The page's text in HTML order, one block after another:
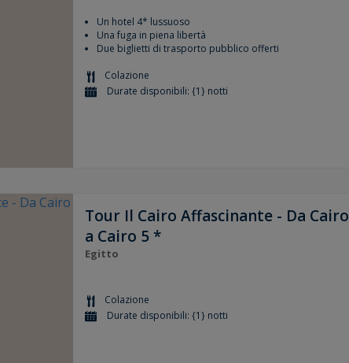
Un hotel 4* lussuoso
Una fuga in piena libertà
Due biglietti di trasporto pubblico offerti
Colazione
Durate disponibili: {1} notti
Tour Il Cairo Affascinante - Da Cairo
a Cairo 5 *
Egitto
Colazione
Durate disponibili: {1} notti